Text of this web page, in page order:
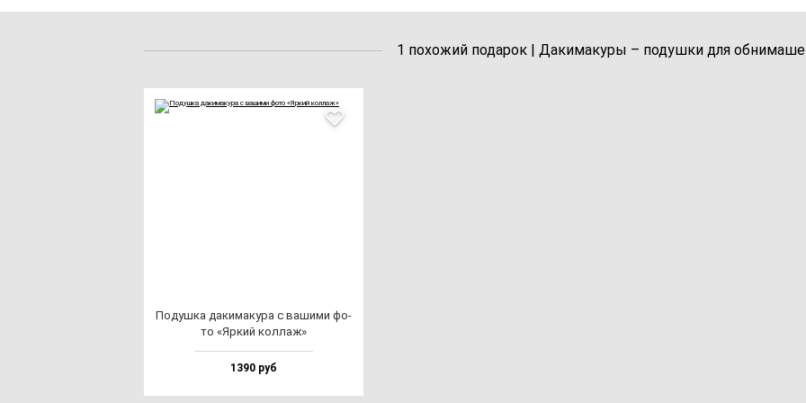
1 похожий подарок | Дакимакуры – подушки для
Подуш­ка да­ки­ма­ку­ра с ва­ши­ми фо­
то «Яркий кол­лаж»
1390 руб